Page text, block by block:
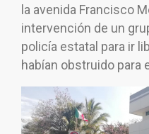
la avenida Francisco
intervención de un
policía estatal para ir
habían obstruido para